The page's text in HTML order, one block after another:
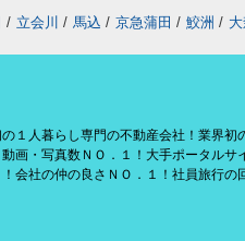
/ 立会川 / 馬込 / 京急蒲田 / 鮫洲 /
人暮らし専門の不動産会社！業界初
画・写真数ＮＯ．１！大手ポータル
会社の仲の良さＮＯ．１！社員旅行の